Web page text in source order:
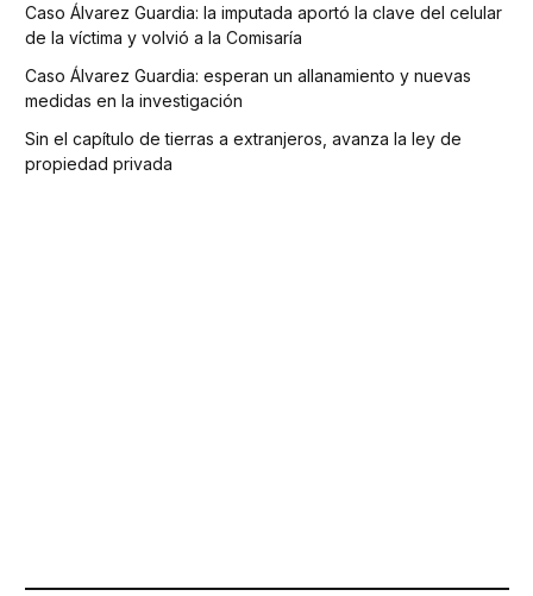
Caso Álvarez Guardia: la imputada aportó la clave del celular
de la víctima y volvió a la Comisaría
Caso Álvarez Guardia: esperan un allanamiento y nuevas
medidas en la investigación
Sin el capítulo de tierras a extranjeros, avanza la ley de
propiedad privada